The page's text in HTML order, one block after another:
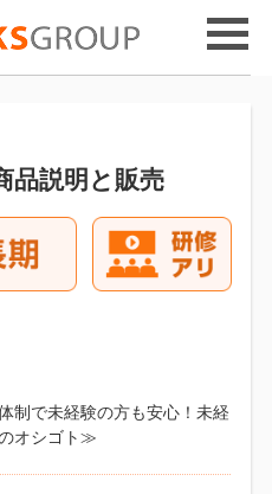
品説明と販売
制で未経験の方も安心！未経
オシゴト≫